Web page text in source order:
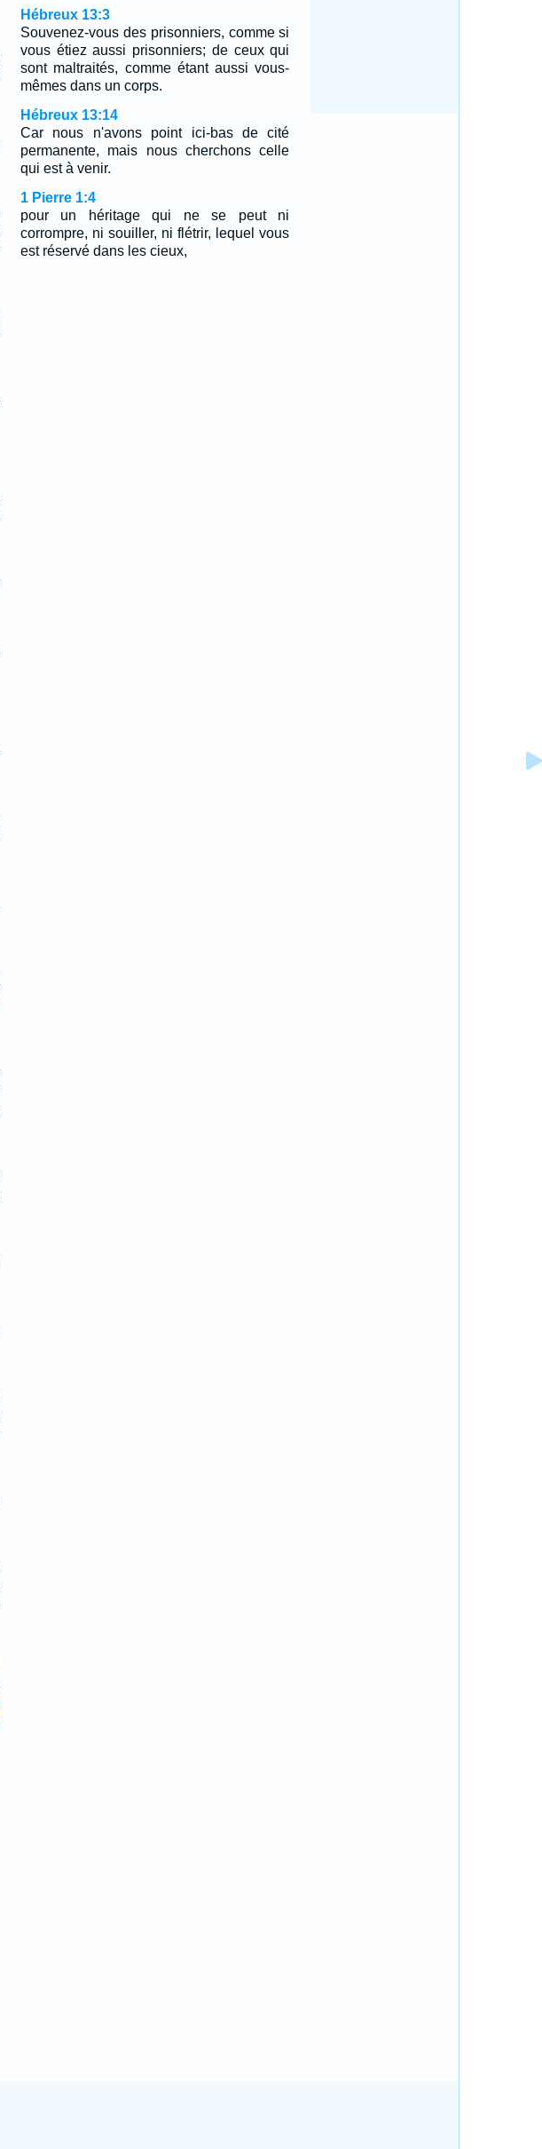
Hébreux 13:3
Souvenez-vous des prisonniers, comme si
vous étiez aussi prisonniers; de ceux qui
sont maltraités, comme étant aussi vous-
mêmes dans un corps.
Hébreux 13:14
Car nous n'avons point ici-bas de cité
permanente, mais nous cherchons celle
qui est à venir.
1 Pierre 1:4
pour un héritage qui ne se peut ni
corrompre, ni souiller, ni flétrir, lequel vous
est réservé dans les cieux,